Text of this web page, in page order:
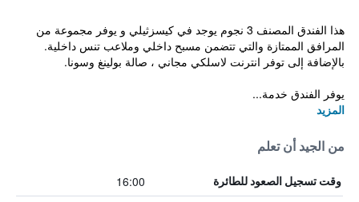
هذا الفندق المصنف 3 نجوم يوجد في كيسزثيلي و يوفر مجموعة من
المرافق الممتازة والتي تتضمن مسبح داخلي وملاعب تنس داخلية.
بالإضافة إلى توفر انترنت لاسلكي مجاني ، صالة بولينغ وسونا.
يوفر الفندق خدمة...
المزيد
من الجيد أن تعلم
وقت تسجيل الصعود للطائرة 16:00